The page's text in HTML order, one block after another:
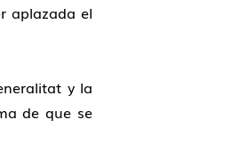
aplazada el
y la
de que se